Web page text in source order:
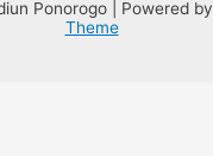
Ponorogo | Powered by
Theme